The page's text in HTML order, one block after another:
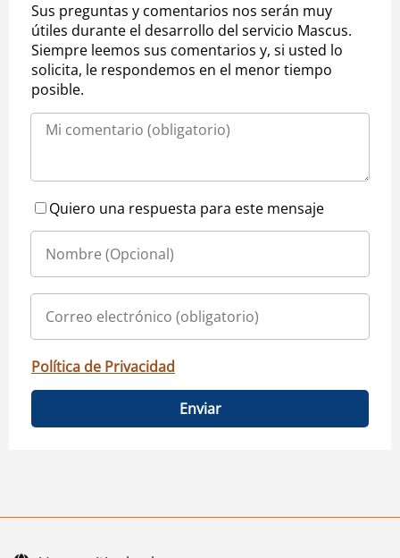
Sus preguntas y comentarios nos serán muy
útiles durante el desarrollo del servicio Mascus.
Siempre leemos sus comentarios y, si usted lo
solicita, le respondemos en el menor tiempo
posible.
Quiero una respuesta para este mensaje
Política de Privacidad
Enviar